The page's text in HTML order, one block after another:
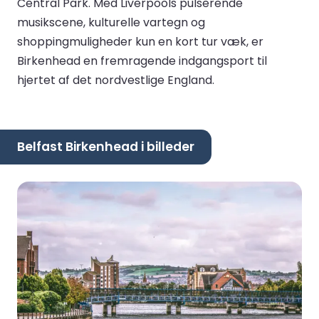
musikscene, kulturelle vartegn og
shoppingmuligheder kun en kort tur væk, er
Birkenhead en fremragende indgangsport til
hjertet af det nordvestlige England.
Belfast Birkenhead i billeder